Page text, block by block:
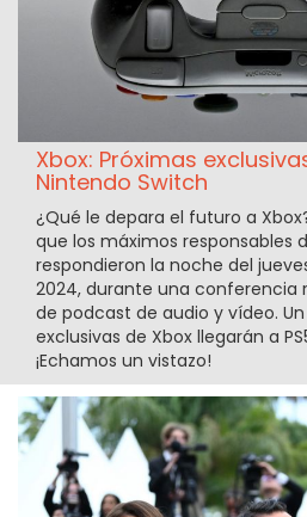
Xbox: Próximas
Nintendo Switch
¿Qué le depara el futuro a
que los máximos responsables
respondieron la noche del
2024, durante una
de podcast de audio y vídeo.
exclusivas de Xbox llegarán a
¡Echamos un vistazo!